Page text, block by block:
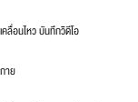
ไหว บันทึกวิดีโอ
าย